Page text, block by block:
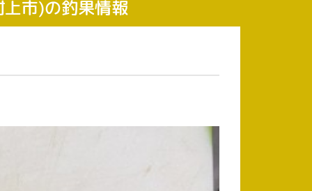
市)の釣果情報